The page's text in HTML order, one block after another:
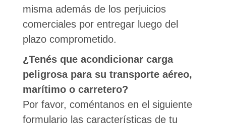
misma además de los perjuicios
comerciales por entregar luego del
plazo comprometido.
¿Tenés que acondicionar carga
peligrosa para su transporte aéreo,
marítimo o carretero?
Por favor, coméntanos en el siguiente
formulario las características de tu